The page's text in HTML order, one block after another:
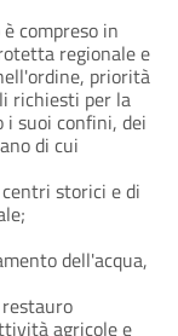
compreso in
regionale e
priorità
richiesti per la
suoi confini, dei
di cui
storici e di
dell'acqua,
agricole e